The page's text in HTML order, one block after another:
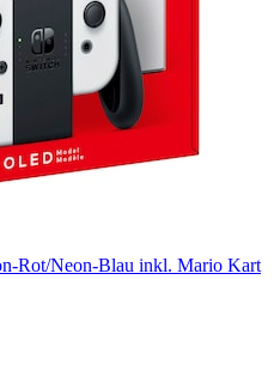
Rot/Neon-Blau inkl. Mario Kart